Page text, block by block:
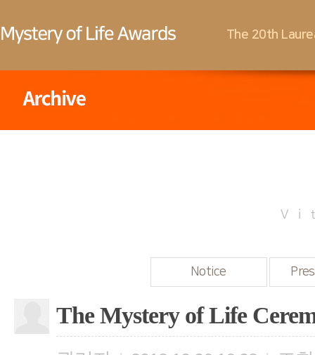
The 20th
Notice
The Mystery of Life